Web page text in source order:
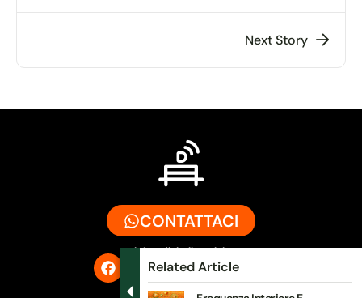
Next Story
Related Article
CONTATTACI
info@digitalbench.it